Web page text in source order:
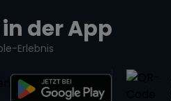
der App
Erlebnis